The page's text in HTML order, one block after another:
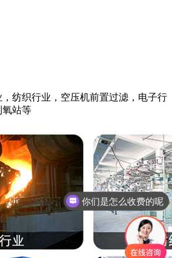
纺织行业，空压机前置过滤，电子行
氧站等
你们是怎么收费的呢